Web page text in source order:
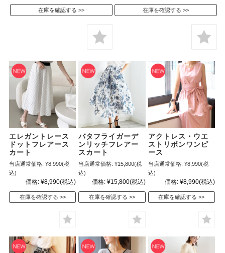
在庫を確認する 在庫を確認する
エレガントレース
ドットフレアース
カート
当店通常価格: ¥8,990(税
込)
価格: ¥8,990(税込)
在庫を確認する
バタフライガーデ
ンリッチフレアー
スカート
当店通常価格: ¥15,800(税
込)
価格: ¥15,800(税込)
在庫を確認する
アクトレス・ウエ
ストリボンワンピ
ース
当店通常価格: ¥8,990(税
込)
価格: ¥8,990(税込)
在庫を確認する